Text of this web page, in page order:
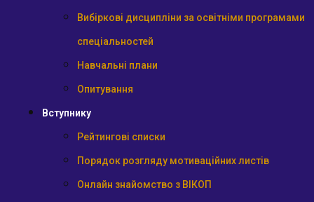
Вибіркові дисципліни за освітніми програмами
спеціальностей
Навчальні плани
Опитування
Вступнику
Рейтингові списки
Порядок розгляду мотиваційних листів
Онлайн знайомство з ВІКОП